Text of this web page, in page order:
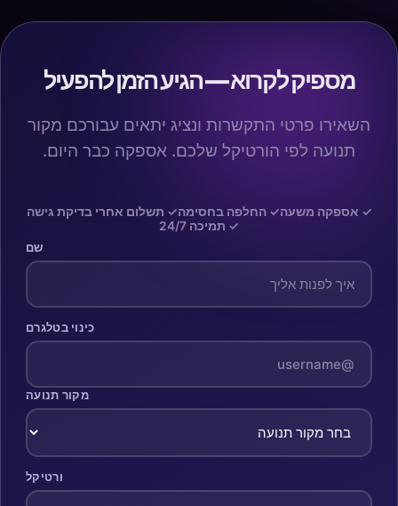
מספיק לקרוא — הגיע הזמן להפעיל
השאירו פרטי התקשרות ונציג יתאים עבורכם מקור
תנועה לפי הורטיקל שלכם. אספקה כבר היום.
✓ אספקה משעה✓ החלפה בחסימה✓ תשלום אחרי בדיקת גישה
✓ תמיכה 24/7
שם
כינוי בטלגרם
מקור תנועה
ורטיקל